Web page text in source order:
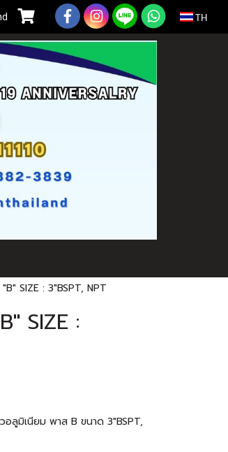
TH
SIZE : 3"BSPT, NPT
SIZE :
อลูมิเนียม พาส B ขนาด 3"BSPT,